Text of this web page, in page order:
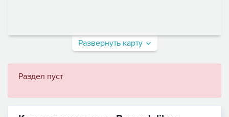
Развернуть карту
Раздел пуст